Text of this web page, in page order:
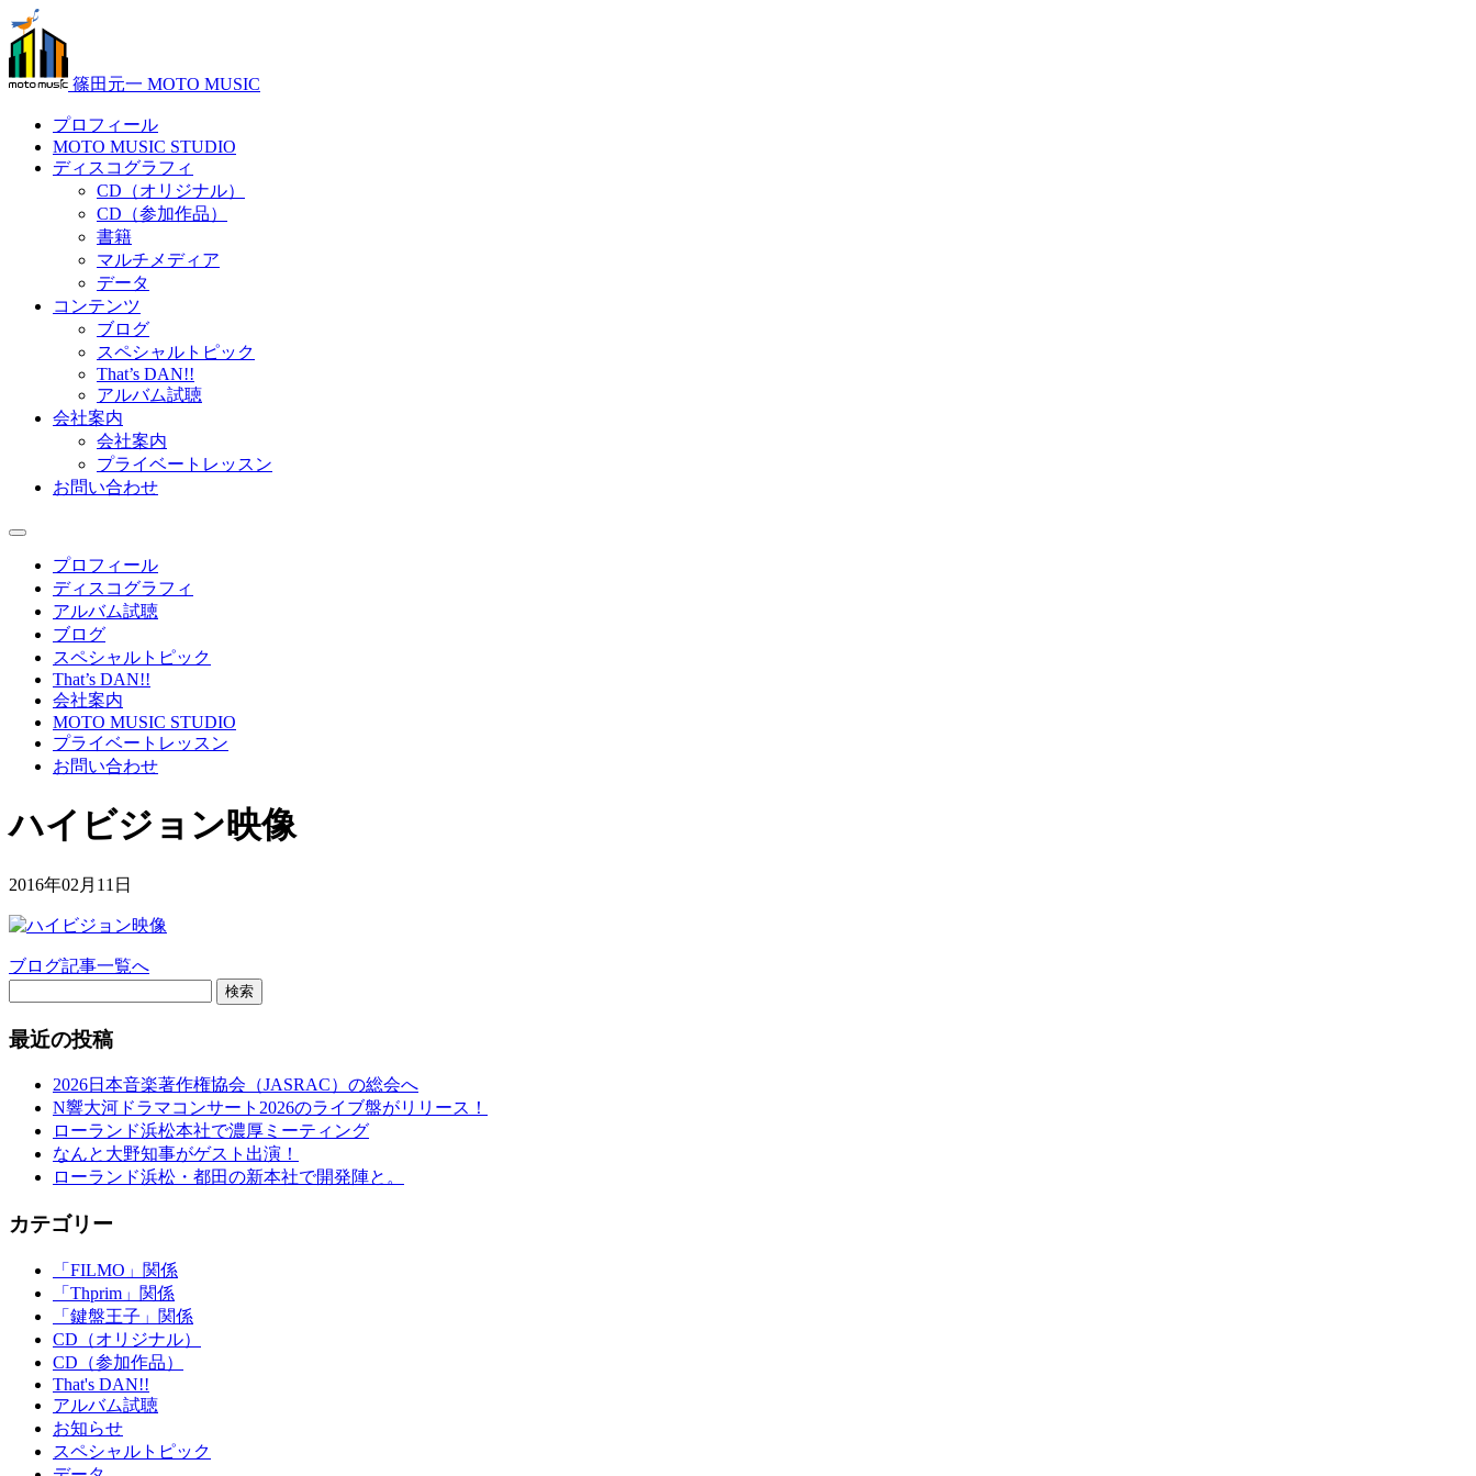
篠田元一 MOTO MUSIC
プロフィール
MOTO MUSIC STUDIO
ディスコグラフィ
CD（オリジナル）
CD（参加作品）
書籍
マルチメディア
データ
コンテンツ
ブログ
スペシャルトピック
That’s DAN!!
アルバム試聴
会社案内
会社案内
プライベートレッスン
お問い合わせ
プロフィール
ディスコグラフィ
アルバム試聴
ブログ
スペシャルトピック
That’s DAN!!
会社案内
MOTO MUSIC STUDIO
プライベートレッスン
お問い合わせ
ハイビジョン映像
2016年02月11日
ブログ記事一覧へ
検索
最近の投稿
2026日本音楽著作権協会（JASRAC）の総会へ
N響大河ドラマコンサート2026のライブ盤がリリース！
ローランド浜松本社で濃厚ミーティング
なんと大野知事がゲスト出演！
ローランド浜松・都田の新本社で開発陣と。
カテゴリー
「FILMO」関係
「Thprim」関係
「鍵盤王子」関係
CD（オリジナル）
CD（参加作品）
That's DAN!!
アルバム試聴
お知らせ
スペシャルトピック